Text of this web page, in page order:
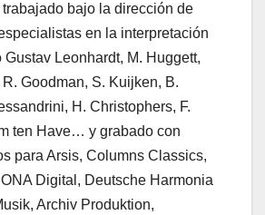
bajo la dirección de
en la interpretación
Gustav Leonhardt, M. Huggett,
Goodman, S. Kuijken, B.
H. Christophers, F.
ten Have… y grabado con
para Arsis, Columns Classics,
Digital, Deutsche Harmonia
Archiv Produktion,